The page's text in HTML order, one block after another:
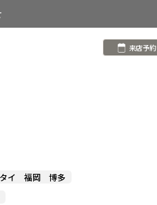
来店予約
タイ 福岡 博多